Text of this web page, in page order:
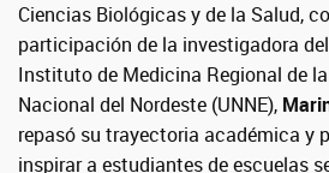
Ciencias Biológicas y de la Salud,
participación de la investigadora del
Instituto de Medicina Regional de
Nacional del Nordeste (UNNE),
repasó su trayectoria académica y
inspirar a estudiantes de escuelas